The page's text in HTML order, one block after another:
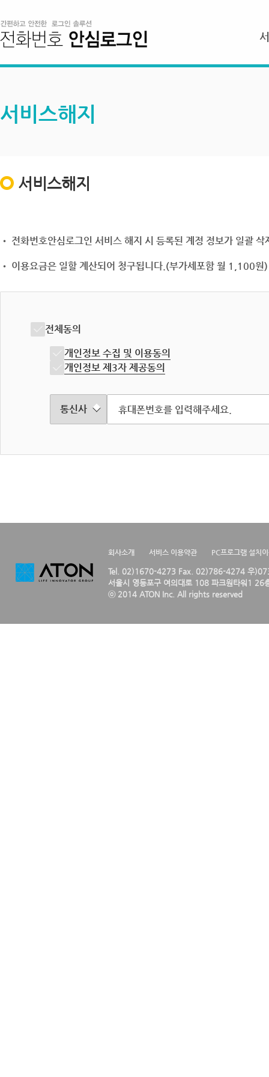
서비스해지
서비스해지
• 전화번호안심로그인 서비스 해지 시 등록된 계정 정보가 일괄
• 이용요금은 일할 계산되어 청구됩니다.(부가세포함 월 1,100원)
전체동의
개인정보 수집 및 이용동의
개인정보 제3자 제공동의
회사소개 서비스 이용약관 PC프로그램 설치
Tel. 02)1670-4273 Fax. 02)786-4274 우
서울시 영등포구 여의대로 108 파크원타워1 26
ⓒ 2014 ATON Inc. All rights reserved